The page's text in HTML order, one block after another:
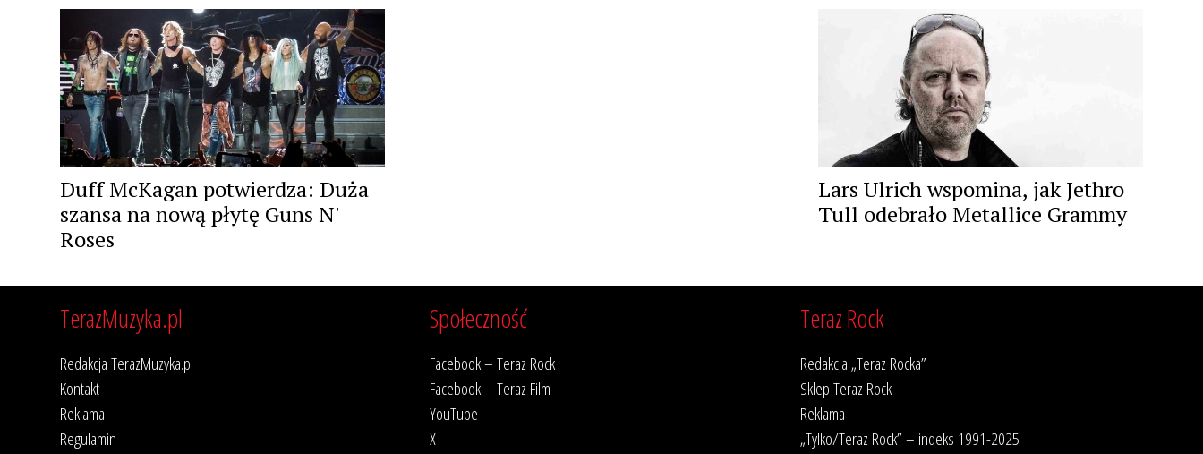
Duff McKagan potwierdza: Duża
szansa na nową płytę Guns N'
Roses
Lars Ulrich wspomina, jak Jethro
Tull odebrało Metallice Grammy
TerazMuzyka.pl
Redakcja TerazMuzyka.pl
Kontakt
Reklama
Regulamin
Społeczność
Facebook – Teraz Rock
Facebook – Teraz Film
YouTube
X
Teraz Rock
Redakcja „Teraz Rocka”
Sklep Teraz Rock
Reklama
„Tylko/Teraz Rock” – indeks 1991-2025